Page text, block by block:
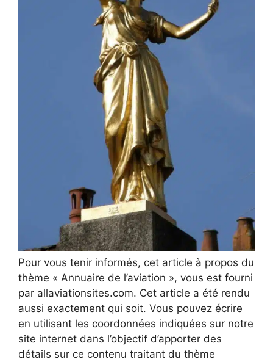
Pour vous tenir informés, cet article à propos du
thème « Annuaire de l’aviation », vous est fourni
par allaviationsites.com. Cet article a été rendu
aussi exactement qui soit. Vous pouvez écrire
en utilisant les coordonnées indiquées sur notre
site internet dans l’objectif d’apporter des
détails sur ce contenu traitant du thème